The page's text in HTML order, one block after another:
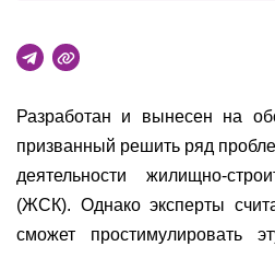
Разработан и вынесен на
призванный решить ряд
деятельности жилищно-
(ЖСК). Однако эксперты
сможет простимулировать